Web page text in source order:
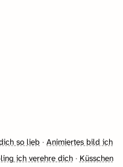
so lieb · Animiertes bild ich
ich verehre dich· Küsschen